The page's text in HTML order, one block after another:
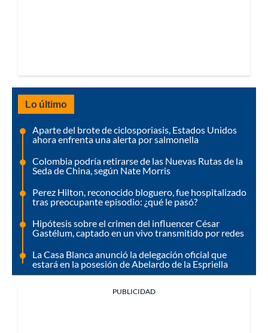
Lo último
Aparte del brote de ciclosporiasis, Estados Unidos
ahora enfrenta una alerta por salmonella
Colombia podría retirarse de las Nuevas Rutas de la
Seda de China, según Nate Morris
Perez Hilton, reconocido bloguero, fue hospitalizado
tras preocupante episodio: ¿qué le pasó?
Hipótesis sobre el crimen del influencer César
Gastélum, captado en un vivo transmitido por redes
La Casa Blanca anunció la delegación oficial que
estará en la posesión de Abelardo de la Espriella
PUBLICIDAD